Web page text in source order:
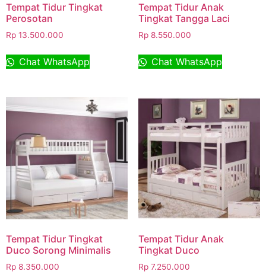
Tempat Tidur Tingkat
Perosotan
Rp 13.500.000
Chat WhatsApp
Tempat Tidur Anak
Tingkat Tangga Laci
Rp8.550.000
Chat WhatsApp
Tempat Tidur Tingkat
Duco Sorong Minimalis
Rp 8.350.000
Tempat Tidur Anak
Tingkat Duco
Rp7.250.000